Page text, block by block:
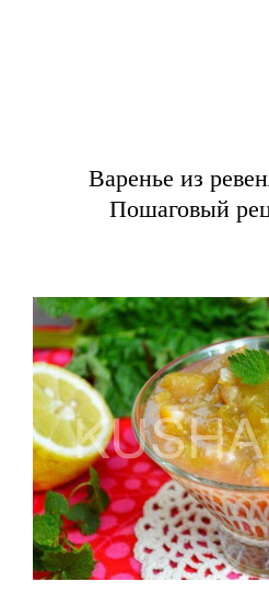
Варенье из
Пошаговый